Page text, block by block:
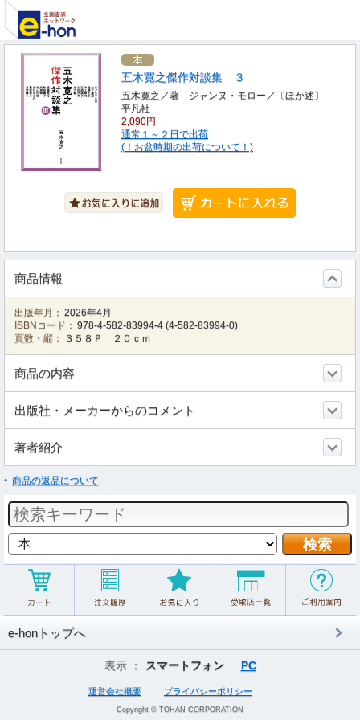
五木寛之傑作対談集 ３
五木寛之／著 ジャンヌ・モロー／〔ほか述〕
平凡社
2,090円
通常１～２日で出荷
(！お盆時期の出荷について！)
商品情報
出版年月： 2026年4月
ISBNコード： 978-4-582-83994-4 (4-582-83994-0)
頁数・縦：
３５８Ｐ ２０ｃｍ
商品の内容
出版社・メーカーからのコメント
著者紹介
商品の返品について
e-honトップへ
表示 ： スマートフォン PC
運営会社概要 プライバシーポリシー
Copyright © TOHAN CORPORATION